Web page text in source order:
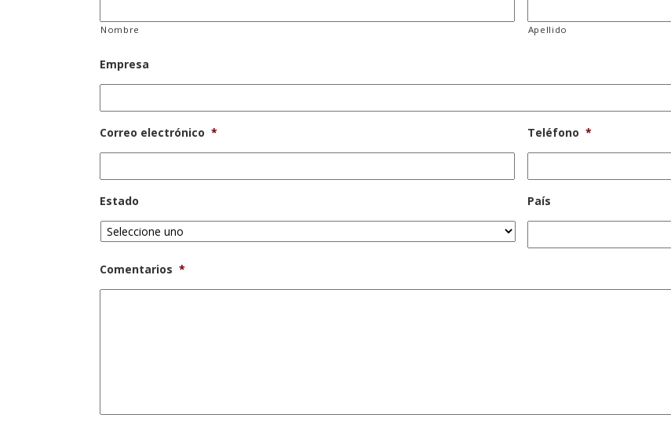
Nombre Apellido
Empresa
Correo electrónico * Teléfono *
Estado País
Comentarios *